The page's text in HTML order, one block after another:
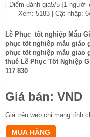
[ Điểm đánh giá5/5 ] 1 người
Xem: 5183| Cật nhập:
Lễ Phục tốt nghiệp Mẫu
phục tốt nghiêp mẫu giáo
phục tốt nghiệp mẫu giao
thuê Lễ Phục Tốt Nghiệp
117 830
Giá bán: VND
Giá trên web chỉ mang tính